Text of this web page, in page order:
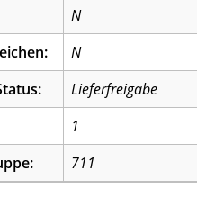
N
N
Lieferfreigabe
1
711